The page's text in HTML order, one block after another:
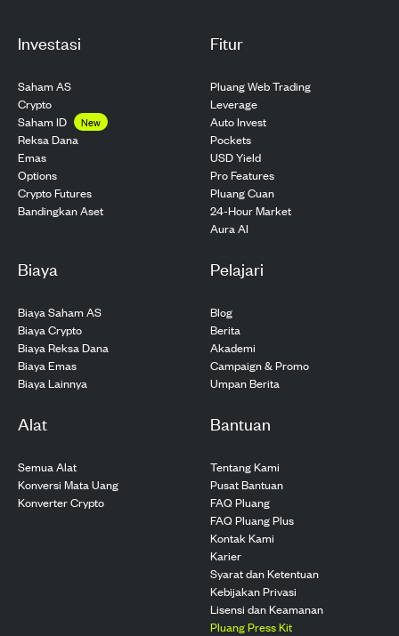
Investasi
Saham AS
Crypto
Saham ID
New
Reksa Dana
Emas
Options
Crypto Futures
Bandingkan Aset
Fitur
Pluang Web Trading
Leverage
Auto Invest
Pockets
USD Yield
Pro Features
Pluang Cuan
24-Hour Market
Aura AI
Biaya
Biaya Saham AS
Biaya Crypto
Biaya Reksa Dana
Biaya Emas
Biaya Lainnya
Pelajari
Blog
Berita
Akademi
Campaign & Promo
Umpan Berita
Alat
Semua Alat
Konversi Mata Uang
Konverter Crypto
Bantuan
Tentang Kami
Pusat Bantuan
FAQ Pluang
FAQ Pluang Plus
Kontak Kami
Karier
Syarat dan Ketentuan
Kebijakan Privasi
Lisensi dan Keamanan
Pluang Press Kit